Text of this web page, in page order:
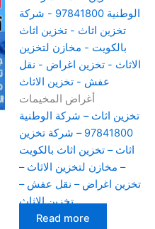
أغراض المخيمات
تخزين اثاث – شركة الوطنية
97841800 – شركة تخزين
اثاث – تخزين اثاث بالكويت
– مخازن لتخزين الاثاث –
تخزين اغراض – نقل عفش –
تخزين الاثاث
Read more